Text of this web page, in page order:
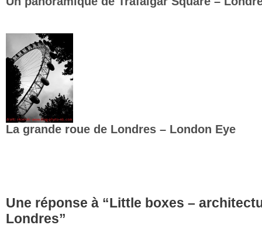
La grande roue de Londres – London Eye
Une réponse à “Little boxes –
Londres”